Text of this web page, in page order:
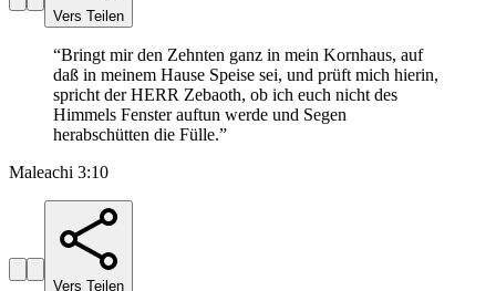
Vers Teilen
“Bringt mir den Zehnten ganz in mein Kornhaus, auf
daß in meinem Hause Speise sei, und prüft mich hierin,
spricht der HERR Zebaoth, ob ich euch nicht des
Himmels Fenster auftun werde und Segen
herabschütten die Fülle.”
Maleachi 3:10
Vers Teilen